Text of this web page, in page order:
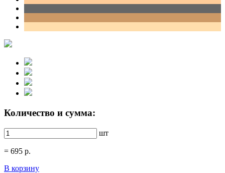
Количество и сумма:
шт
= 695 р.
В корзину